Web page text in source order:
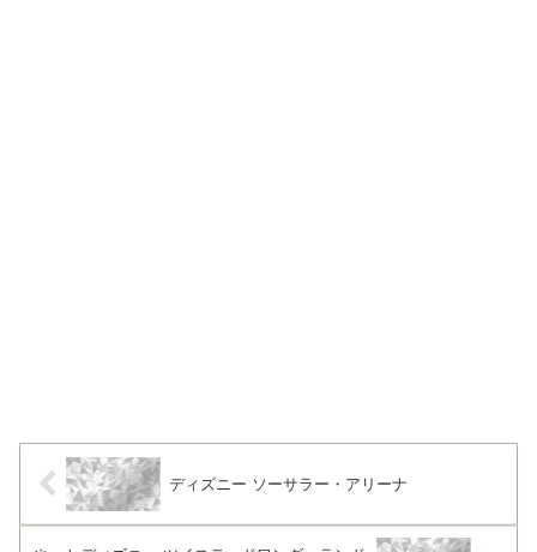
ディズニー ソーサラー・アリーナ